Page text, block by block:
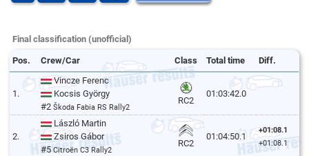
Final classification (unofficial)
Pos. Crew/Car Class Total time Diff.
1.
Vincze Ferenc
Kocsis György
#2Škoda Fabia RS Rally2
RC2
01:03:42.0
2.
László Martin
Zsiros Gábor
#5Citroën C3 Rally2
RC2
01:04:50.1
+01:08.1
+01:08.1